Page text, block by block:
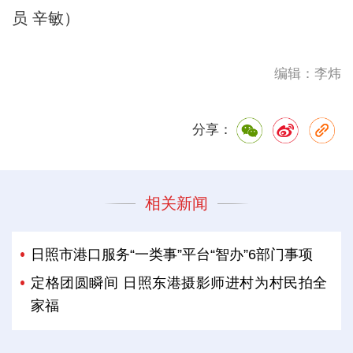
员 辛敏）
编辑：李炜
分享：
相关新闻
日照市港口服务“一类事”平台“智办”6部门事项
定格团圆瞬间 日照东港摄影师进村为村民拍全
家福